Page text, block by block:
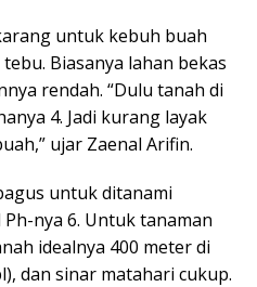
untuk kebuh buah
Biasanya lahan bekas
rendah. “Dulu tanah di
4. Jadi kurang layak
ujar Zaenal Arifin.
untuk ditanami
nya 6. Untuk tanaman
idealnya 400 meter di
dan sinar matahari cukup.